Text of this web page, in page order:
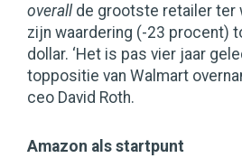
overall de grootste retailer ter
zijn waardering (-23 procent)
dollar. ‘Het is pas vier jaar
toppositie van Walmart
ceo David Roth.
Amazon als startpunt